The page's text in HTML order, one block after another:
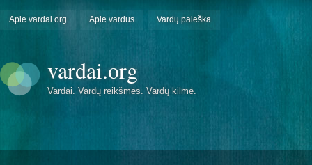
Apie vardai.org Apie vardus Vardų paieška
vardai.org
Vardai. Vardų reikšmės. Vardų kilmė.